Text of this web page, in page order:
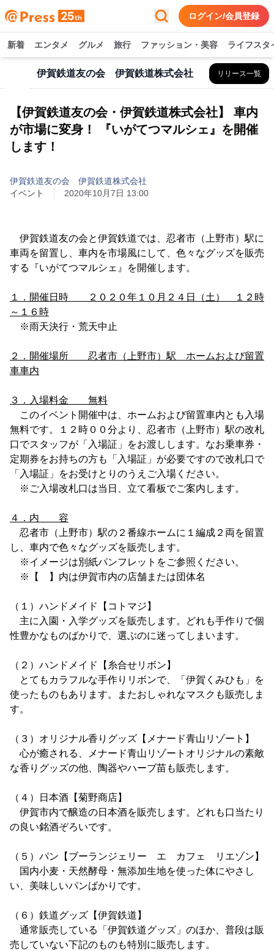
ログイン/会員登録
新着 エンタメ グルメ 旅行 ファッション・美容 ライフスタ
伊賀鉄道友の会 伊賀鉄道株式会社 リリース一覧
【伊賀鉄道友の会・伊賀鉄道株式会社】 車内
が市場に変身！ 『いがてつマルシェ』を開催
します！
伊賀鉄道友の会 伊賀鉄道株式会社
イベント
2020年10月7日 13:00
伊賀鉄道友の会と伊賀鉄道では、忍者市（上野市）駅に
車両を留置し、車内を市場風にして、色々なグッズを販売
する『いがてつマルシェ』を開催します。
１．開催日時 ２０２０年１０月２４日（土） １２時
～１６時
※雨天決行・荒天中止
２．開催場所 忍者市（上野市）駅 ホームおよび留置
車車内
３．入場料金 無料
このイベント開催中は、ホームおよび留置車内とも入場
無料です。１２時００分より、忍者市（上野市）駅の改札
口でスタッフが「入場証」をお渡しします。なお乗車券・
定期券をお持ちの方も「入場証」が必要ですので改札口で
「入場証」をお受けとりのうえご入場ください。
※ご入場改札口は当日、立て看板でご案内します。
４．内 容
忍者市（上野市）駅の２番線ホームに１編成２両を留置
し、車内で色々なグッズを販売します。
※イメージは別紙パンフレットをご参照ください。
※【 】内は伊賀市内の店舗または団体名
（１）ハンドメイド【コトマジ】
主に入園・入学グッズを販売します。どれも手作りで個
性豊かなものばかりで、選ぶのに迷ってしまいます。
（２）ハンドメイド【糸合せリボン】
とてもカラフルな手作りリボンで、「伊賀くみひも」を
使ったものもあります。またおしゃれなマスクも販売しま
す。
（３）オリジナル香りグッズ【メナード青山リゾート】
心が癒される、メナード青山リゾートオリジナルの素敵
な香りグッズの他、陶器やハーブ苗も販売します。
（４）日本酒【菊野商店】
伊賀市内で醸造の日本酒を販売します。どれも口当たり
の良い銘酒ぞろいです。
（５）パン【ブーランジェリー エ カフェ リエゾン】
国内小麦・天然酵母・無添加生地を使った体にやさし
い、美味しいパンばかりです。
（６）鉄道グッズ【伊賀鉄道】
通常販売している「伊賀鉄道グッズ」のほか、普段は販
売していない下記のものも特別に販売します。